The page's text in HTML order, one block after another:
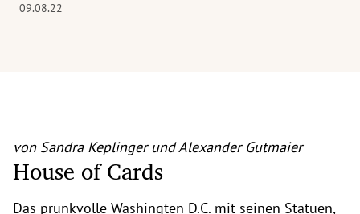
09.08.22
von Sandra Keplinger und Alexander Gutmaier
House of Cards
Das prunkvolle Washingten D.C. mit seinen Statuen,